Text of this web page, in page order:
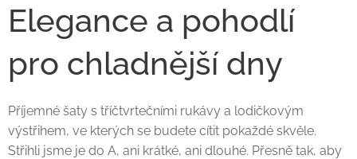
Elegance a pohodlí
pro chladnější dny
Příjemné šaty s tříčtvrtečními rukávy a lodičkovým
výstřihem, ve kterých se budete cítit pokaždé skvěle.
Střihli jsme je do A, ani krátké, ani dlouhé. Přesně tak, aby